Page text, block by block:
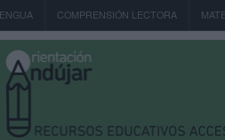
COMPRENSIÓN LECTORA